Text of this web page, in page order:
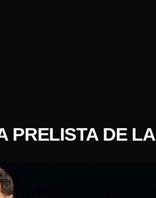
PRELISTA DE LA